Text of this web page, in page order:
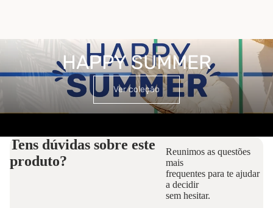
HAPPY SUMMER
HAPPY SUMMER
Ver coleção
Tens dúvidas sobre este
produto?
Reunimos as questões
mais
frequentes para te ajudar
a decidir
sem hesitar.